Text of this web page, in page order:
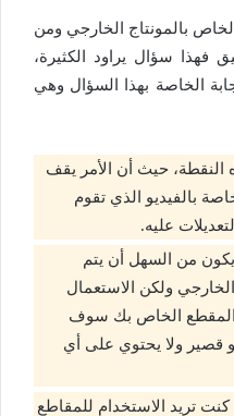
بالمونتاج الخارجي ومن
فهذا سؤال يراود الكثيرة،
الخاصة بهذا السؤال وهي
النقطة، حيث أن الأمر يقف
بالفيديو الذي تقوم
عليه.
من السهل أن يتم
الخارجي ولكن الاستعمال
المقطع الخاص بك سوف
قصير ولا يحتوي على أي
تريد الاستخدام للمقاطع